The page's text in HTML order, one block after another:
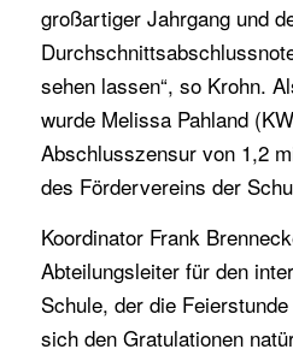
großartiger Jahrgang und
sehen lassen“, so Krohn.
wurde Melissa Pahland
Abschlusszensur von 1,2
des Fördervereins der
Koordinator Frank
Abteilungsleiter für den
Schule, der die
sich den Gratulationen